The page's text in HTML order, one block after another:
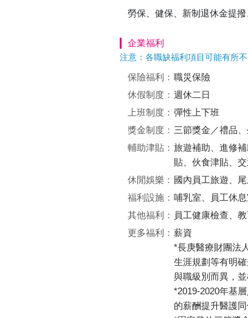
勞保、健保、新制退休金提
企業福利
注意：各職缺福利項目可能有所
保險福利： 職災保險
休假制度： 週休二日
上班制度： 彈性上下班
獎金制度： 三節獎金／禮品
輔助津貼： 旅遊補助、進修
貼、伙食津貼、
休閒娛樂： 國內員工旅遊、
福利設施： 哺乳室、員工休
其他福利： 員工健康檢查、
更多福利： 薪資
*長庚醫療財團法
生涯規劃等有明
與職級別而異，
*2019-2020年基
的薪酬提升醫護